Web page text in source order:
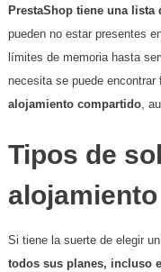
PrestaShop tiene una
pueden no estar presentes
límites de memoria hasta
necesita se puede encontrar
alojamiento compartido,
Tipos de
Si tiene la suerte de elegir
todos sus planes, incluso